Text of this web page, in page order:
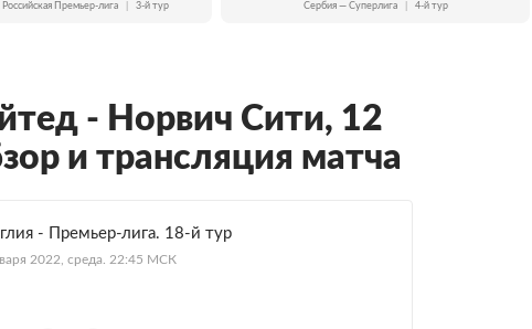
Премьер-лига 3-й тур Сербия — Суперлига 4-й тур
- Норвич Сити, 12
и трансляция матча
- Премьер-лига. 18-й тур
2022, среда. 22:45 МСК